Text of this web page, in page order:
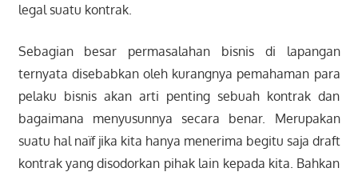
legal suatu kontrak.
Sebagian besar permasalahan bisnis di lapangan
ternyata disebabkan oleh kurangnya pemahaman para
pelaku bisnis akan arti penting sebuah kontrak dan
bagaimana menyusunnya secara benar. Merupakan
suatu hal naïf jika kita hanya menerima begitu saja draft
kontrak yang disodorkan pihak lain kepada kita. Bahkan